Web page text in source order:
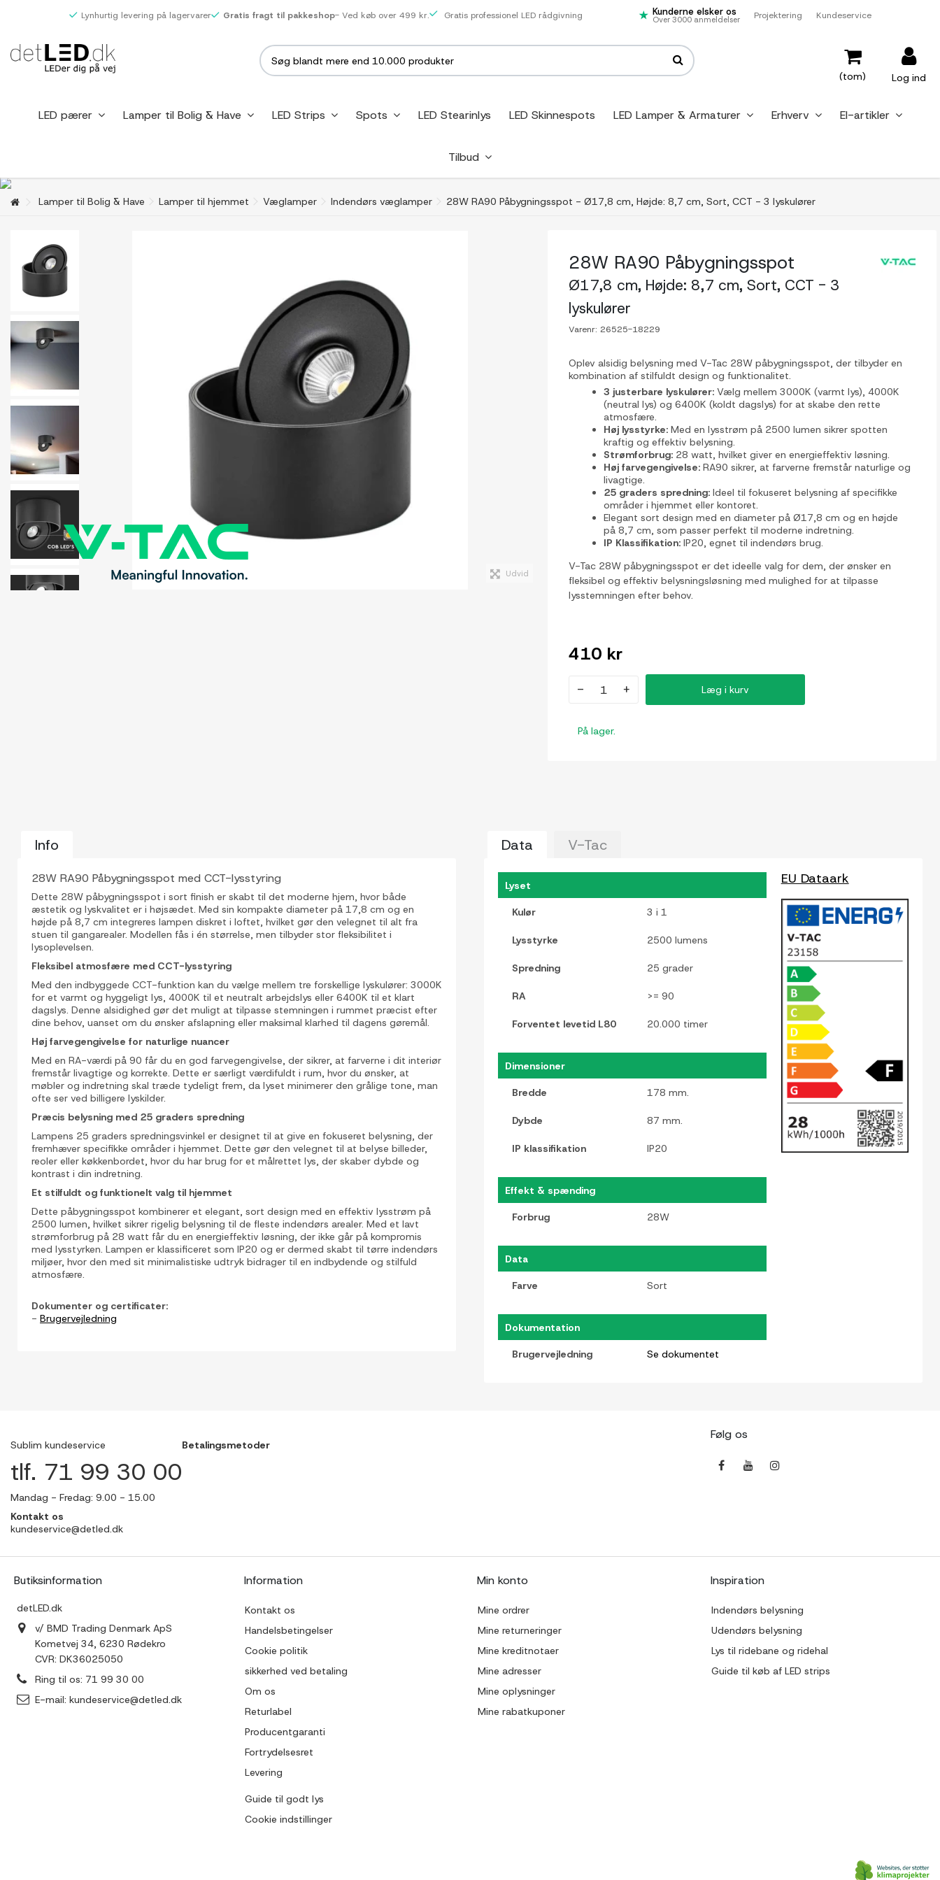
Lynhurtig levering på lagervarer Gratis fragt til pakkeshop- Ved køb over 499 kr. Gratis professionel LED rådgivning Kunderne elsker os
Over 3000 anmeldelser Projektering Kundeservice
Log ind
(tom)
LED pærer Lamper til Bolig & Have LED Strips Spots LED Stearinlys LED Skinnespots LED Lamper & Armaturer Erhverv El-artikler
Tilbud
Lamper til Bolig & Have Lamper til hjemmet Væglamper Indendørs væglamper 28W RA90 Påbygningsspot - Ø17,8 cm, Højde: 8,7 cm, Sort, CCT - 3 lyskulører
Udvid
28W RA90 Påbygningsspot
Ø17,8 cm, Højde: 8,7 cm, Sort, CCT - 3
lyskulører
Varenr: 26525-18229
Oplev alsidig belysning med V-Tac 28W påbygningsspot, der tilbyder en
kombination af stilfuldt design og funktionalitet.
3 justerbare lyskulører: Vælg mellem 3000K (varmt lys), 4000K
(neutral lys) og 6400K (koldt dagslys) for at skabe den rette
atmosfære.
Høj lysstyrke: Med en lysstrøm på 2500 lumen sikrer spotten
kraftig og effektiv belysning.
Strømforbrug: 28 watt, hvilket giver en energieffektiv løsning.
Høj farvegengivelse: RA90 sikrer, at farverne fremstår naturlige og
livagtige.
25 graders spredning: Ideel til fokuseret belysning af specifikke
områder i hjemmet eller kontoret.
Elegant sort design med en diameter på Ø17,8 cm og en højde
på 8,7 cm, som passer perfekt til moderne indretning.
IP Klassifikation: IP20, egnet til indendørs brug.
V-Tac 28W påbygningsspot er det ideelle valg for dem, der ønsker en
fleksibel og effektiv belysningsløsning med mulighed for at tilpasse
lysstemningen efter behov.
410 kr
- + Læg i kurv
På lager.
Info Data V-Tac
28W RA90 Påbygningsspot med CCT-lysstyring
Dette 28W påbygningsspot i sort finish er skabt til det moderne hjem, hvor både
æstetik og lyskvalitet er i højsædet. Med sin kompakte diameter på 17,8 cm og en
højde på 8,7 cm integreres lampen diskret i loftet, hvilket gør den velegnet til alt fra
stuen til gangarealer. Modellen fås i én størrelse, men tilbyder stor fleksibilitet i
lysoplevelsen.
Fleksibel atmosfære med CCT-lysstyring
Med den indbyggede CCT-funktion kan du vælge mellem tre forskellige lyskulører: 3000K
for et varmt og hyggeligt lys, 4000K til et neutralt arbejdslys eller 6400K til et klart
dagslys. Denne alsidighed gør det muligt at tilpasse stemningen i rummet præcist efter
dine behov, uanset om du ønsker afslapning eller maksimal klarhed til dagens gøremål.
Høj farvegengivelse for naturlige nuancer
Med en RA-værdi på 90 får du en god farvegengivelse, der sikrer, at farverne i dit interiør
fremstår livagtige og korrekte. Dette er særligt værdifuldt i rum, hvor du ønsker, at
møbler og indretning skal træde tydeligt frem, da lyset minimerer den grålige tone, man
ofte ser ved billigere lyskilder.
Præcis belysning med 25 graders spredning
Lampens 25 graders spredningsvinkel er designet til at give en fokuseret belysning, der
fremhæver specifikke områder i hjemmet. Dette gør den velegnet til at belyse billeder,
reoler eller køkkenbordet, hvor du har brug for et målrettet lys, der skaber dybde og
kontrast i din indretning.
Et stilfuldt og funktionelt valg til hjemmet
Dette påbygningsspot kombinerer et elegant, sort design med en effektiv lysstrøm på
2500 lumen, hvilket sikrer rigelig belysning til de fleste indendørs arealer. Med et lavt
strømforbrug på 28 watt får du en energieffektiv løsning, der ikke går på kompromis
med lysstyrken. Lampen er klassificeret som IP20 og er dermed skabt til tørre indendørs
miljøer, hvor den med sit minimalistiske udtryk bidrager til en indbydende og stilfuld
atmosfære.
Dokumenter og certificater:
- Brugervejledning
Lyset
Kulør 3 i 1
Lysstyrke 2500 lumens
Spredning 25 grader
RA >= 90
Forventet levetid L80 20.000 timer
Dimensioner
Bredde 178 mm.
Dybde 87 mm.
IP klassifikation IP20
Effekt & spænding
Forbrug 28W
Data
Farve Sort
Dokumentation
Brugervejledning Se dokumentet
EU Dataark
Sublim kundeservice
tlf. 71 99 30 00
Mandag - Fredag: 9.00 - 15.00
Kontakt os
kundeservice@detled.dk
Betalingsmetoder
Følg os
Butiksinformation
detLED.dk
v/ BMD Trading Denmark ApS
Kometvej 34, 6230 Rødekro
CVR: DK36025050
Ring til os: 71 99 30 00
E-mail: kundeservice@detled.dk
Information
Kontakt os
Handelsbetingelser
Cookie politik
sikkerhed ved betaling
Om os
Returlabel
Producentgaranti
Fortrydelsesret
Levering
Guide til godt lys
Cookie indstillinger
Min konto
Mine ordrer
Mine returneringer
Mine kreditnotaer
Mine adresser
Mine oplysninger
Mine rabatkuponer
Inspiration
Indendørs belysning
Udendørs belysning
Lys til ridebane og ridehal
Guide til køb af LED strips